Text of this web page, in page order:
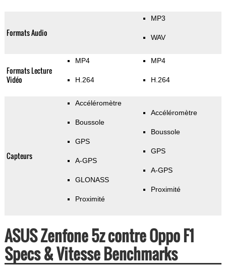
Formats Audio
MP3
WAV
Formats Lecture
Vidéo
MP4
H.264
MP4
H.264
Capteurs
Accéléromètre
Boussole
GPS
A-GPS
GLONASS
Proximité
Accéléromètre
Boussole
GPS
A-GPS
Proximité
ASUS Zenfone 5z contre Oppo F1
Specs & Vitesse Benchmarks